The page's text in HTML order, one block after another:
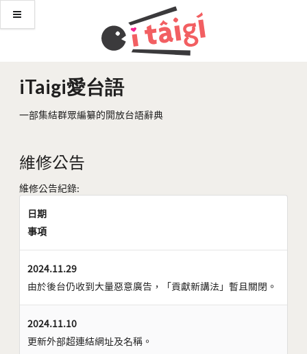
iTaigi愛台語
一部集結群眾編纂的開放台語辭典
維修公告
維修公告紀錄:
日期
事項
2024.11.29
由於後台仍收到大量惡意廣告，「貢獻新講法」暫且關閉。
2024.11.10
更新外部超連結網址及名稱。